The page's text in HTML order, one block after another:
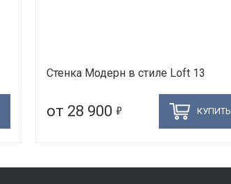
Стенка Модерн в стиле Loft 13
от 28 900 5 КУПИТЬ